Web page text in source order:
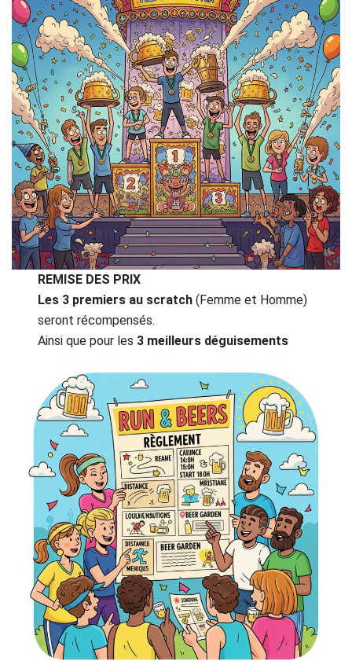
REMISE DES PRIX
Les 3 premiers au scratch (Femme et Homme)
seront récompensés.
Ainsi que pour les 3 meilleurs déguisements